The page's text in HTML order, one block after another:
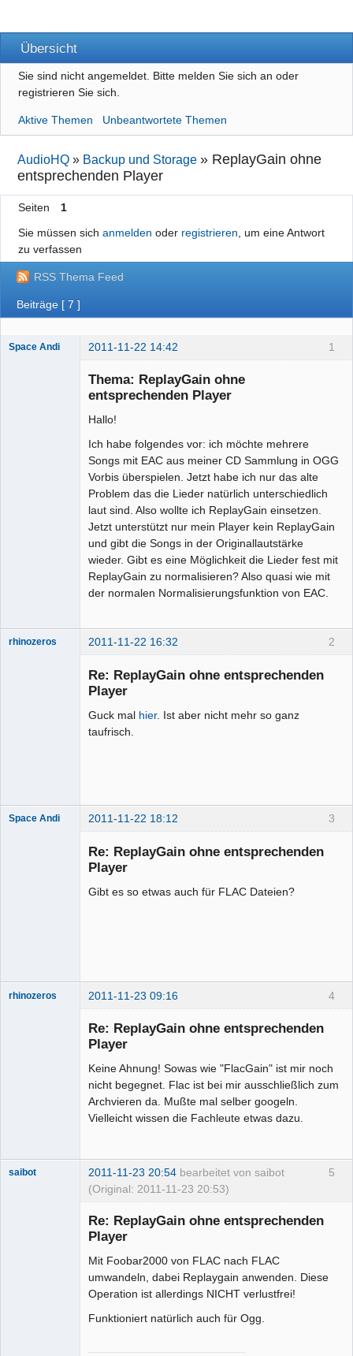
Übersicht
Sie sind nicht angemeldet. Bitte melden Sie sich an oder
registrieren Sie sich.
Aktive Themen Unbeantwortete Themen
AudioHQ » Backup und Storage » ReplayGain ohne
entsprechenden Player
Seiten
1
Sie müssen sich anmelden oder registrieren , um eine Antwort
zu verfassen
RSS Thema Feed
Beiträge [ 7 ]
1
Space Andi 2011-11-22 14:42
Thema: ReplayGain ohne
entsprechenden Player
Hallo!
Ich habe folgendes vor: ich möchte mehrere
Songs mit EAC aus meiner CD Sammlung in OGG
Vorbis überspielen. Jetzt habe ich nur das alte
Problem das die Lieder natürlich unterschiedlich
laut sind. Also wollte ich ReplayGain einsetzen.
Jetzt unterstützt nur mein Player kein ReplayGain
und gibt die Songs in der Originallautstärke
wieder. Gibt es eine Möglichkeit die Lieder fest mit
ReplayGain zu normalisieren? Also quasi wie mit
der normalen Normalisierungsfunktion von EAC.
2
rhinozeros 2011-11-22 16:32
Re: ReplayGain ohne entsprechenden
Player
Guck mal hier. Ist aber nicht mehr so ganz
taufrisch.
3
Space Andi 2011-11-22 18:12
Re: ReplayGain ohne entsprechenden
Player
Gibt es so etwas auch für FLAC Dateien?
4
rhinozeros 2011-11-23 09:16
Re: ReplayGain ohne entsprechenden
Player
Keine Ahnung! Sowas wie "FlacGain" ist mir noch
nicht begegnet. Flac ist bei mir ausschließlich zum
Archvieren da. Mußte mal selber googeln.
Vielleicht wissen die Fachleute etwas dazu.
5
saibot 2011-11-23 20:54 bearbeitet von saibot
(Original: 2011-11-23 20:53)
Re: ReplayGain ohne entsprechenden
Player
Mit Foobar2000 von FLAC nach FLAC
umwandeln, dabei Replaygain anwenden. Diese
Operation ist allerdings NICHT verlustfrei!
Funktioniert natürlich auch für Ogg.